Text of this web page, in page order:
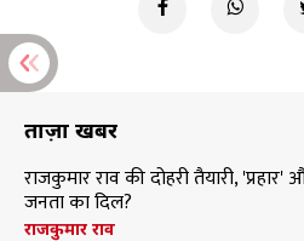
ताज़ा खबरें
राजकुमार राव की दोहरी तैयारी,
जनता का दिल?
राजकुमार राव